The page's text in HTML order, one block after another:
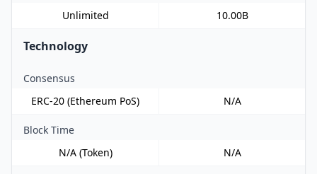
Unlimited
10.00B
Technology
Consensus
ERC-20 (Ethereum PoS)
N/A
Block Time
N/A (Token)
N/A